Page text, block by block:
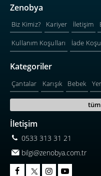
Zenobya
Biz Kimiz? Kariyer İletişim
Kullanım Koşulları İade
Kategoriler
Çantalar Karışık Bebek
İletişim
0533 313 31 21
bilgi@zenobya.com.tr